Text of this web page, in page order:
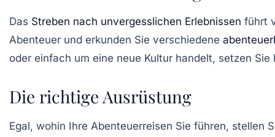
Das Streben nach unvergesslichen Erlebnissen führt
Abenteuer und erkunden Sie verschiedene
oder einfach um eine neue Kultur handelt, setzen
Die richtige Ausrüstung
Egal, wohin Ihre Abenteuerreisen Sie führen, stellen